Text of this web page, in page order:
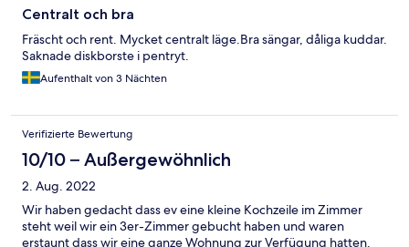
Centralt och bra
Fräscht och rent. Mycket centralt läge.Bra sängar, dåliga kuddar.
Saknade diskborste i pentryt.
Aufenthalt von 3 Nächten
Verifizierte Bewertung
10/10 – Außergewöhnlich
2. Aug. 2022
Wir haben gedacht dass ev eine kleine Kochzeile im Zimmer
steht weil wir ein 3er-Zimmer gebucht haben und waren
erstaunt dass wir eine ganze Wohnung zur Verfügung hatten.